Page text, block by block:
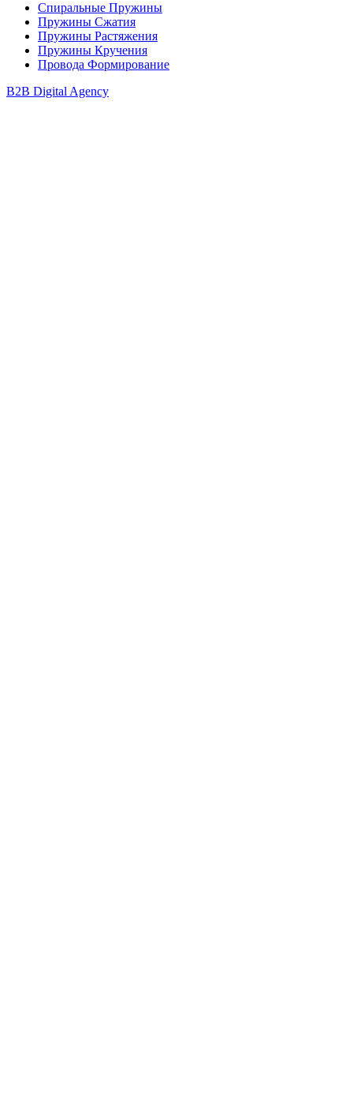
Спиральные Пружины
Пружины Сжатия
Пружины Растяжения
Пружины Кручения
Провода Формирование
B2B Digital Agency